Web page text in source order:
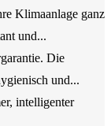
Klimaanlage ganz
und...
Die
und...
intelligenter